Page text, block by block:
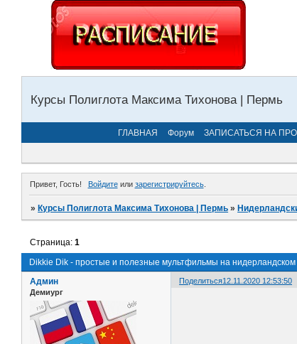
Курсы Полиглота Максима Тихонова | Пермь
ГЛАВНАЯ Форум ЗАПИСАТЬСЯ НА
Привет, Гость! Войдитеили зарегистрируйтесь.
»Курсы Полиглота Максима Тихонова | Пермь »
Dikkie Dik - простые и полезные мультфильмы на нидерландском
Страница:1
Поделиться12.11.2020 12:53:50
Админ
Демиург